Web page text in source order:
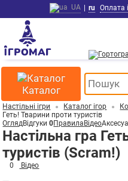
UA | ru Оплата
Каталог
Настільні ігри Каталог ігор
Геть! Тварини проти туристів
ОглядВідгуки0Правила Відео
Настільна гра
туристів (Scram!)
0 Відео